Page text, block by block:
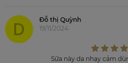
Đỗ thị Quỳnh
19/11/2024
Sữa này da nhạy cảm